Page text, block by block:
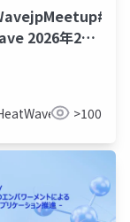
2026年2月
ータ&デザイ
>100